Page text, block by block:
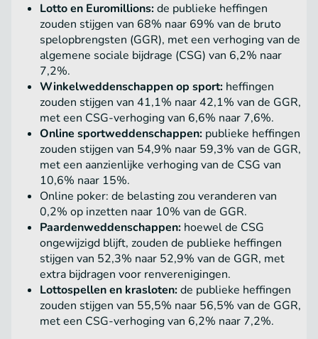
Lotto en Euromillions:de publieke heffingen
zouden stijgen van 68% naar 69% van de bruto
spelopbrengsten (GGR), met een verhoging van de
algemene sociale bijdrage (CSG) van 6,2% naar
7,2%.
Winkelweddenschappen op sport: heffingen
zouden stijgen van 41,1% naar 42,1% van de GGR,
met een CSG-verhoging van 6,6% naar 7,6%.
Online sportweddenschappen: publieke heffingen
zouden stijgen van 54,9% naar 59,3% van de GGR,
met een aanzienlijke verhoging van de CSG van
10,6% naar 15%.
Online poker: de belasting zou veranderen van
0,2% op inzetten naar 10% van de GGR.
Paardenweddenschappen: hoewel de CSG
ongewijzigd blijft, zouden de publieke heffingen
stijgen van 52,3% naar 52,9% van de GGR, met
extra bijdragen voor renverenigingen.
Lottospellen en krasloten:de publieke heffingen
zouden stijgen van 55,5% naar 56,5% van de GGR,
met een CSG-verhoging van 6,2% naar 7,2%.